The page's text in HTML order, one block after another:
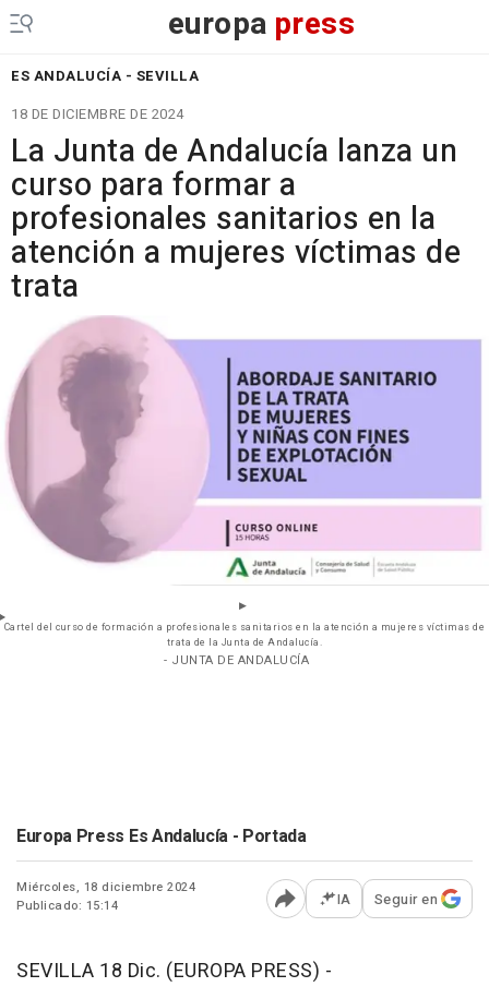
europa press
ES ANDALUCÍA - SEVILLA
18 DE DICIEMBRE DE 2024
La Junta de Andalucía lanza un
curso para formar a
profesionales sanitarios en la
atención a mujeres víctimas de
trata
Cartel del curso de formación a profesionales sanitarios en la atención a mujeres víctimas de
trata de la Junta de Andalucía.
- JUNTA DE ANDALUCÍA
Europa Press Es Andalucía - Portada
Miércoles, 18 diciembre 2024
Publicado: 15:14
Abrir opciones para
IA Seguir en
SEVILLA 18 Dic. (EUROPA PRESS) -